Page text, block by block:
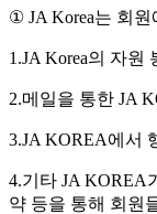
① JA Korea는 회
1.JA Korea의 자원
2.메일을 통한 JA
3.JA KOREA에서
4.기타 JA KOREA
약 등을 통해 회원